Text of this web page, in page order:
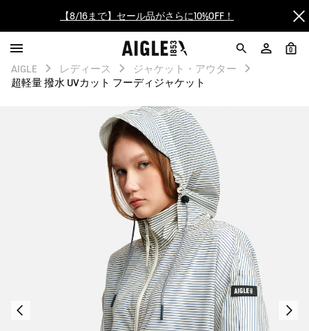
【8/16まで】セール品がさらに10%OFF！
【最大50%OFF】FINAL SALEがスタート！
ログイン/会員登録で送料＆返品無料
AIGLE CLUB ポイントサービス終了のお知らせ
【8/16まで】セール品がさらに10%OFF！
【最大50%OFF】FINAL SALEがスタート！
ログイン/会員登録で送料＆返品無料
AIGLE CLUB ポイントサービス終了のお知らせ
0
AIGLE レディース
ジャケット・アウター
超軽量 撥水 UVカット フーディジャケット